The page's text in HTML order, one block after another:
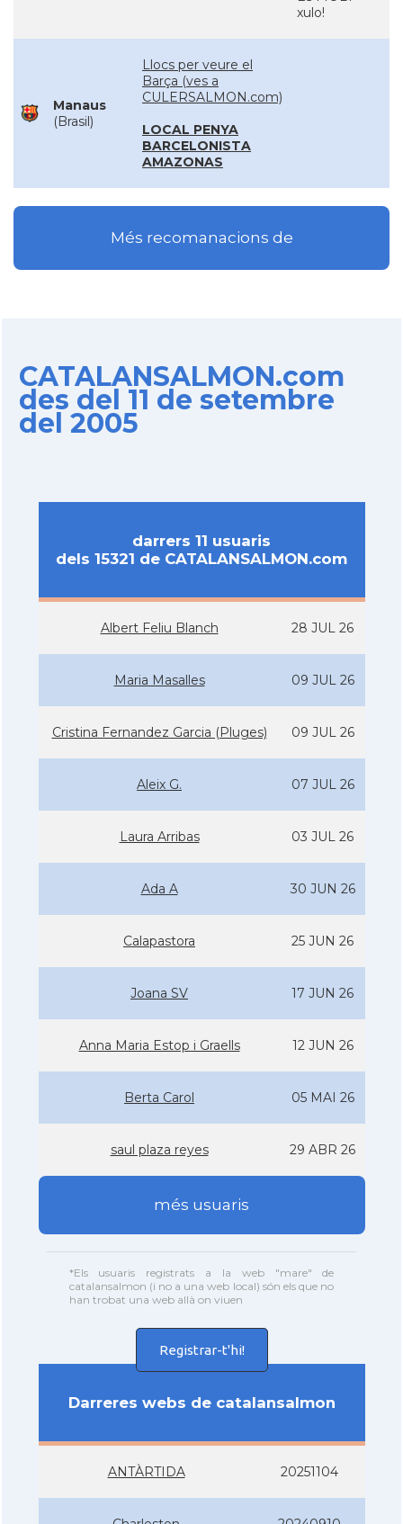
xulo!
Manaus
(Brasil)
Llocs per veure el
Barça (ves a
CULERSALMON.com)
LOCAL PENYA
BARCELONISTA
AMAZONAS
Més recomanacions de
CATALANSALMON.com
des del 11 de setembre
del 2005
darrers 11 usuaris
dels 15321 de CATALANSALMON.com
Albert Feliu Blanch 28 JUL 26
Maria Masalles 09 JUL 26
Cristina Fernandez Garcia (Pluges) 09 JUL 26
Aleix G. 07 JUL 26
Laura Arribas 03 JUL 26
Ada A 30 JUN 26
Calapastora 25 JUN 26
Joana SV 17 JUN 26
Anna Maria Estop i Graells 12 JUN 26
Berta Carol 05 MAI 26
saul plaza reyes 29 ABR 26
més usuaris
*Els usuaris registrats a la web "mare" de
catalansalmon (i no a una web local) són els que no
han trobat una web allà on viuen
Registrar-t'hi!
Darreres webs de catalansalmon
ANTÀRTIDA 20251104